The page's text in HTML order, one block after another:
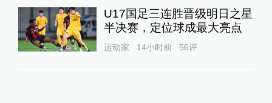
U17国足三连胜晋级明日之星
半决赛，定位球成最大亮点
运动家 14小时前 56评